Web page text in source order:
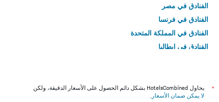
الفنادق في مصر
الفنادق في فرنسا
الفنادق في المملكة المتحدة
الفنادق في إيطاليا
*
يحاول HotelsCombined بشكل دائم الحصول على الأسعار الدقيقة، ولكن
لا يمكن ضمان الأسعار .